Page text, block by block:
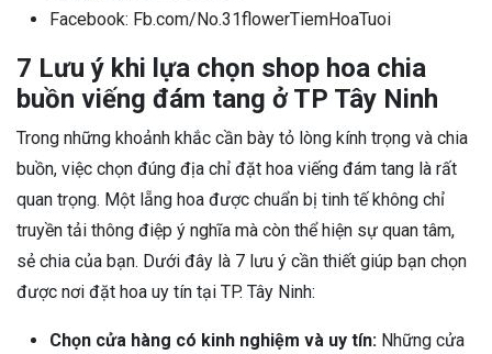
Facebook: Fb.com/No.31flowerTiemHoaTuoi
7 Lưu ý khi lựa chọn shop hoa chia
buồn viếng đám tang ở TP Tây Ninh
Trong những khoảnh khắc cần bày tỏ lòng kính trọng và chia
buồn, việc chọn đúng địa chỉ đặt hoa viếng đám tang là rất
quan trọng. Một lẵng hoa được chuẩn bị tinh tế không chỉ
truyền tải thông điệp ý nghĩa mà còn thể hiện sự quan tâm,
sẻ chia của bạn. Dưới đây là 7 lưu ý cần thiết giúp bạn chọn
được nơi đặt hoa uy tín tại TP. Tây Ninh:
Chọn cửa hàng có kinh nghiệm và uy tín: Những cửa